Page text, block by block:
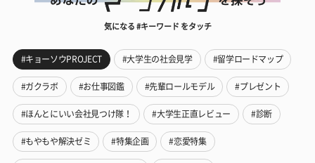
気になる #キーワード をタッチ
#キョーソウPROJECT #大学生の社会見学 #留学ロードマップ
#ガクラボ #お仕事図鑑 #先輩ロールモデル #プレゼント
#ほんとにいい会社見つけ隊！ #大学生正直レビュー #診断
#もやもや解決ゼミ #特集企画 #恋愛特集